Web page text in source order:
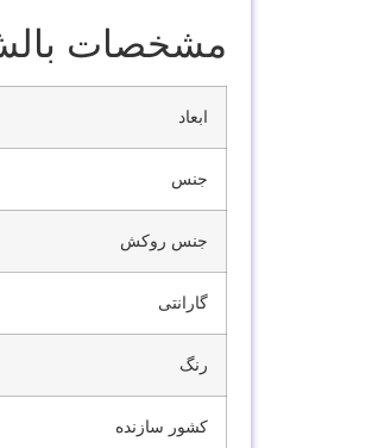
مشخصات
ابعاد
جنس
جنس روکش
گارانتی
رنگ
کشور سازنده